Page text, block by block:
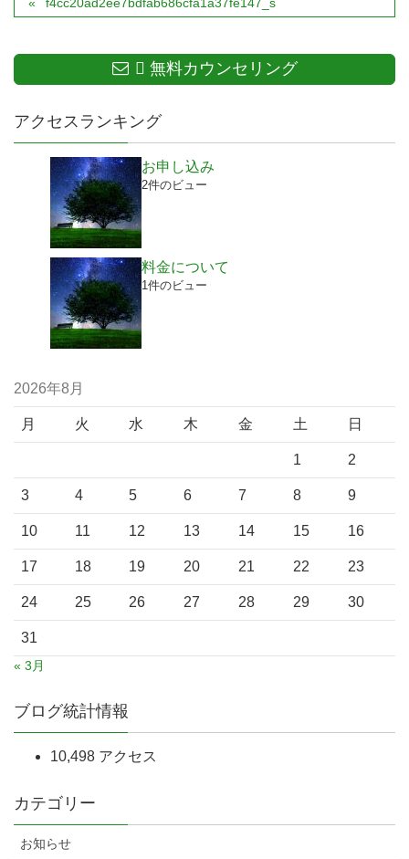
f4cc20ad2ee7bdfab686cfa1a37fe147_s
無料カウンセリング
アクセスランキング
お申し込み
2件のビュー
料金について
1件のビュー
2026年8月
月 火 水 木 金 土 日
1 2
3 4 5 6 7 8 9
10 11 12 13 14 15 16
17 18 19 20 21 22 23
24 25 26 27 28 29 30
31
« 3月
ブログ統計情報
10,498 アクセス
カテゴリー
お知らせ